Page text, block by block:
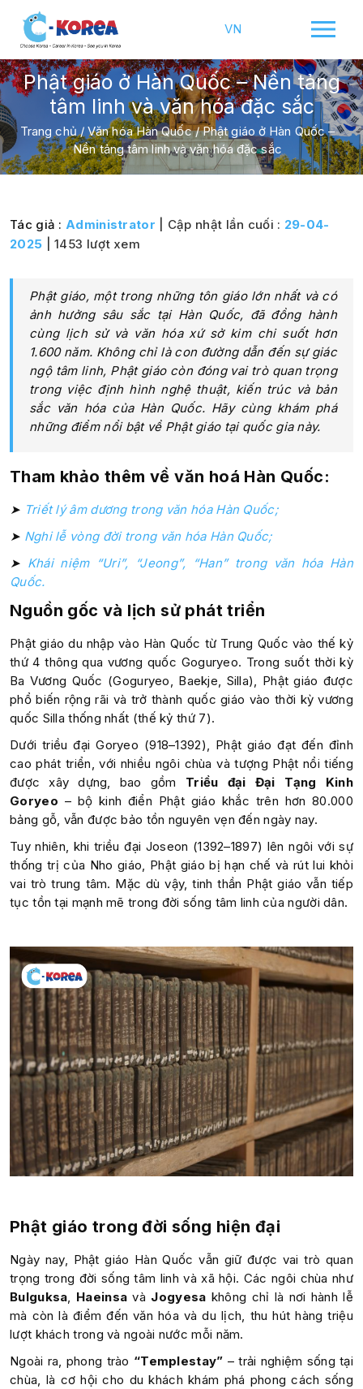
VN
Phật giáo ở Hàn Quốc – Nền tảng
tâm linh và văn hóa đặc sắc
Trang chủ/Văn hóa Hàn Quốc/Phật giáo ở Hàn Quốc –
Nền tảng tâm linh và văn hóa đặc sắc
Tác giả : Administrator | Cập nhật lần cuối : 29-04-
2025 | 1453 lượt xem
Phật giáo, một trong những tôn giáo lớn nhất và có
ảnh hưởng sâu sắc tại Hàn Quốc, đã đồng hành
cùng lịch sử và văn hóa xứ sở kim chi suốt hơn
1.600 năm. Không chỉ là con đường dẫn đến sự giác
ngộ tâm linh, Phật giáo còn đóng vai trò quan trọng
trong việc định hình nghệ thuật, kiến trúc và bản
sắc văn hóa của Hàn Quốc. Hãy cùng khám phá
những điểm nổi bật về Phật giáo tại quốc gia này.
Tham khảo thêm về văn hoá Hàn Quốc:
➤ Triết lý âm dương trong văn hóa Hàn Quốc;
➤ Nghi lễ vòng đời trong văn hóa Hàn Quốc;
➤ Khái niệm “Uri”, “Jeong”, “Han” trong văn hóa Hàn
Quốc.
Nguồn gốc và lịch sử phát triển
Phật giáo du nhập vào Hàn Quốc từ Trung Quốc vào thế kỷ
thứ 4 thông qua vương quốc Goguryeo. Trong suốt thời kỳ
Ba Vương Quốc (Goguryeo, Baekje, Silla), Phật giáo được
phổ biến rộng rãi và trở thành quốc giáo vào thời kỳ vương
quốc Silla thống nhất (thế kỷ thứ 7).
Dưới triều đại Goryeo (918–1392), Phật giáo đạt đến đỉnh
cao phát triển, với nhiều ngôi chùa và tượng Phật nổi tiếng
được xây dựng, bao gồm Triều đại Đại Tạng Kinh
Goryeo – bộ kinh điển Phật giáo khắc trên hơn 80.000
bảng gỗ, vẫn được bảo tồn nguyên vẹn đến ngày nay.
Tuy nhiên, khi triều đại Joseon (1392–1897) lên ngôi với sự
thống trị của Nho giáo, Phật giáo bị hạn chế và rút lui khỏi
vai trò trung tâm. Mặc dù vậy, tinh thần Phật giáo vẫn tiếp
tục tồn tại mạnh mẽ trong đời sống tâm linh của người dân.
Phật giáo trong đời sống hiện đại
Ngày nay, Phật giáo Hàn Quốc vẫn giữ được vai trò quan
trọng trong đời sống tâm linh và xã hội. Các ngôi chùa như
Bulguksa
Haeinsa và Jogyesa không chỉ là nơi hành lễ
mà còn là điểm đến văn hóa và du lịch, thu hút hàng triệu
lượt khách trong và ngoài nước mỗi năm.
Ngoài ra, phong trào “Templestay” – trải nghiệm sống tại
chùa, là cơ hội cho du khách khám phá phong cách sống